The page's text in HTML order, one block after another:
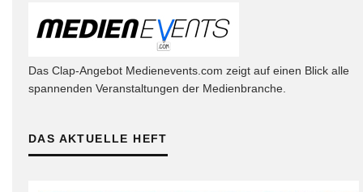
Das Clap-Angebot Medienevents.com zeigt auf einen Blick alle
spannenden Veranstaltungen der Medienbranche.
DAS AKTUELLE HEFT